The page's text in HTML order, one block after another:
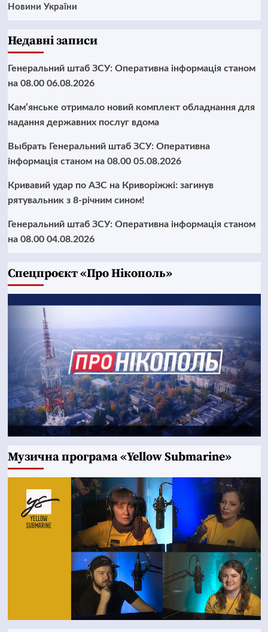
Новини України
Недавні записи
Генеральний штаб ЗСУ: Оперативна інформація станом
на 08.00 06.08.2026
Кам’янське отримало новий комплект обладнання для
надання державних послуг вдома
Выбрать Генеральний штаб ЗСУ: Оперативна
інформація станом на 08.00 05.08.2026
Кривавий удар по АЗС на Криворіжжі: загинув
рятувальник з 8-річним сином!
Генеральний штаб ЗСУ: Оперативна інформація станом
на 08.00 04.08.2026
Cпецпроєкт «Про Нікополь»
Музична програма «Yellow Submarine»